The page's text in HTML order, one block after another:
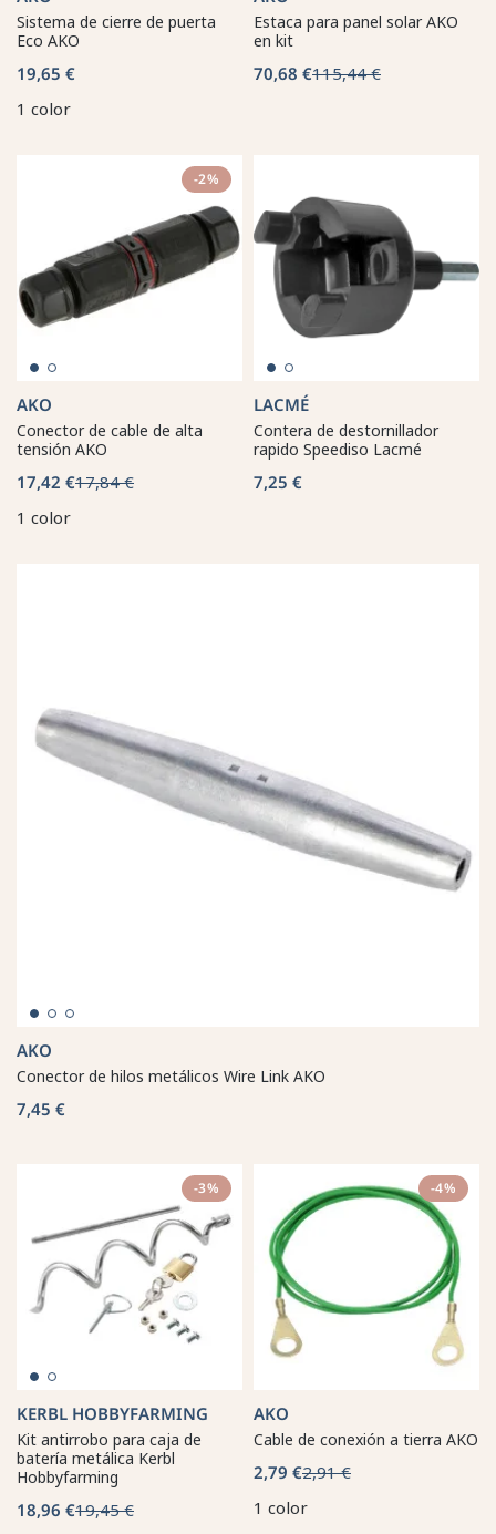
Sistema de cierre de puerta
Eco AKO
19,65 €
1 color
Estaca para panel solar AKO
en kit
70,68 €115,44 €
-2%
AKO
Conector de cable de alta
tensión AKO
17,42 €17,84 €
1 color
LACMÉ
Contera de destornillador
rapido Speediso Lacmé
7,25 €
AKO
Conector de hilos metálicos Wire Link AKO
7,45 €
-3%
KERBL HOBBYFARMING
Kit antirrobo para caja de
batería metálica Kerbl
Hobbyfarming
18,96 €19,45 €
-4%
AKO
Cable de conexión a tierra AKO
2,79 €2,91 €
1 color